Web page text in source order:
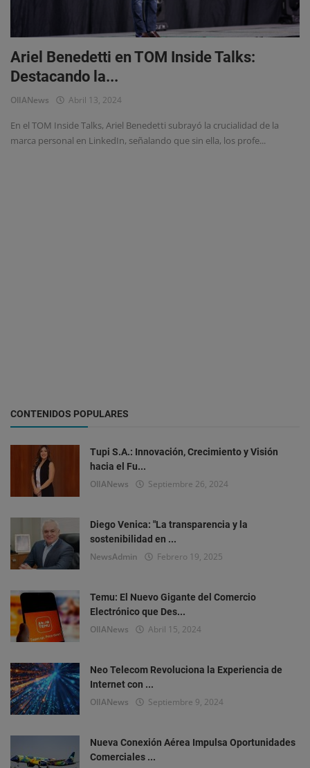
Ariel Benedetti en TOM Inside Talks:
Destacando la...
OlIANews Abril 13, 2024
En el TOM Inside Talks, Ariel Benedetti subrayó la crucialidad de la
marca personal en LinkedIn, señalando que sin ella, los profe...
CONTENIDOS POPULARES
Tupi S.A.: Innovación, Crecimiento y Visión
hacia el Fu...
OlIANews Septiembre 26, 2024
Diego Venica: "La transparencia y la
sostenibilidad en ...
NewsAdmin Febrero 19, 2025
Temu: El Nuevo Gigante del Comercio
Electrónico que Des...
OlIANews Abril 15, 2024
Neo Telecom Revoluciona la Experiencia de
Internet con ...
OlIANews Septiembre 9, 2024
Nueva Conexión Aérea Impulsa Oportunidades
Comerciales ...